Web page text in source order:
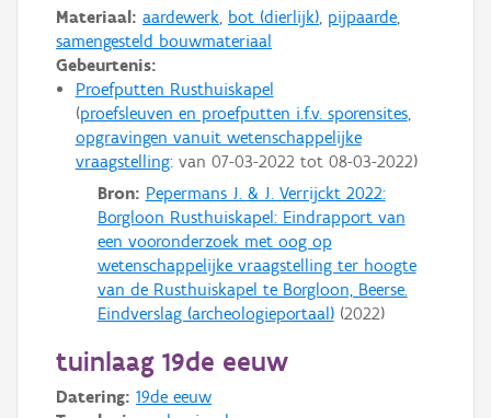
Materiaal: aardewerk, bot (dierlijk), pijpaarde,
samengesteld bouwmateriaal
Gebeurtenis:
Proefputten Rusthuiskapel
proefsleuven en proefputten i.f.v. sporensites
opgravingen vanuit wetenschappelijke
vraagstelling: van 07-03-2022tot 08-03-2022
Bron: Pepermans J. & J. Verrijckt 2022:
Borgloon Rusthuiskapel: Eindrapport van
een vooronderzoek met oog op
wetenschappelijke vraagstelling ter hoogte
van de Rusthuiskapel te Borgloon, Beerse.
Eindverslag (archeologieportaal)(2022)
tuinlaag 19de eeuw
Datering: 19de eeuw